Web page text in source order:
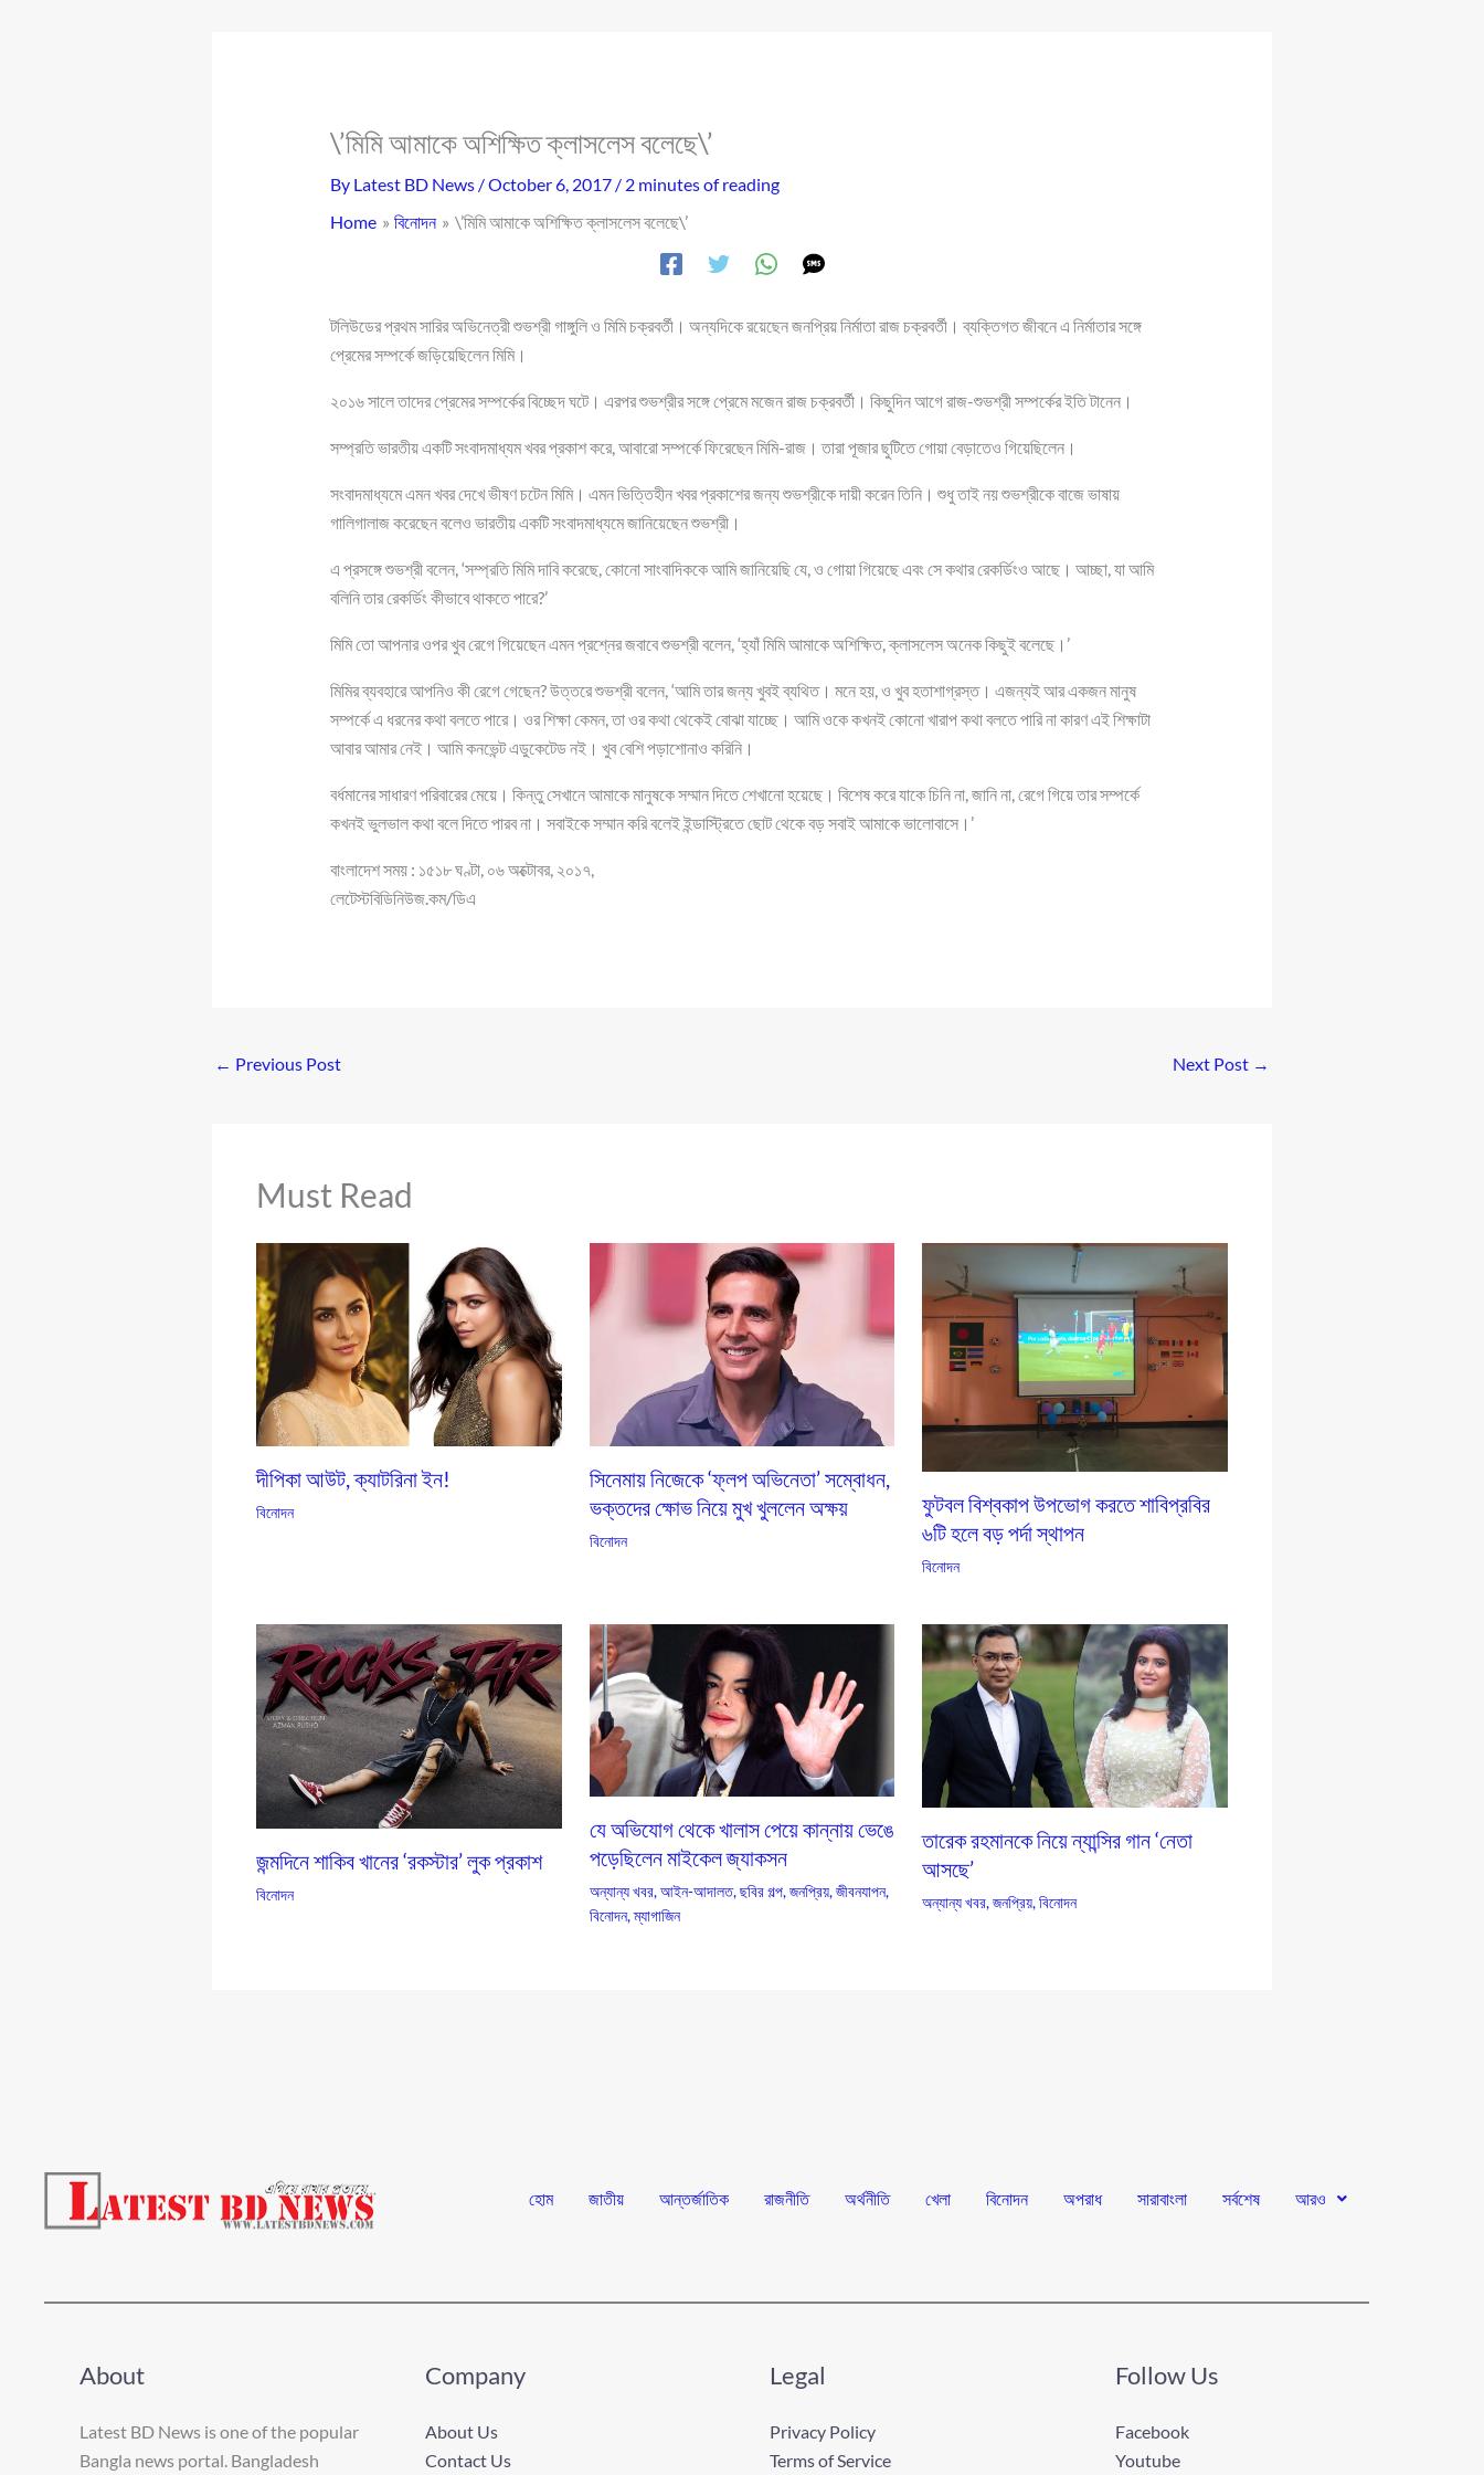
\’মিমি আমাকে অশিক্ষিত ক্লাসলেস বলেছে\’
By Latest BD News /October 6, 2017 / 2 minutes of reading
Home
বিনোদন \’মিমি আমাকে অশিক্ষিত ক্লাসলেস বলেছে\’
টলিউডের প্রথম সারির অভিনেত্রী শুভশ্রী গাঙ্গুলি ও মিমি চক্রবর্তী। অন্যদিকে রয়েছেন জনপ্রিয় নির্মাতা রাজ চক্রবর্তী। ব্যক্তিগত জীবনে এ নির্মাতার সঙ্গে
প্রেমের সম্পর্কে জড়িয়েছিলেন মিমি।
২০১৬ সালে তাদের প্রেমের সম্পর্কের বিচ্ছেদ ঘটে। এরপর শুভশ্রীর সঙ্গে প্রেমে মজেন রাজ চক্রবর্তী। কিছুদিন আগে রাজ-শুভশ্রী সম্পর্কের ইতি টানেন।
সম্প্রতি ভারতীয় একটি সংবাদমাধ্যম খবর প্রকাশ করে, আবারো সম্পর্কে ফিরেছেন মিমি-রাজ। তারা পূজার ছুটিতে গোয়া বেড়াতেও গিয়েছিলেন।
সংবাদমাধ্যমে এমন খবর দেখে ভীষণ চটেন মিমি। এমন ভিত্তিহীন খবর প্রকাশের জন্য শুভশ্রীকে দায়ী করেন তিনি। শুধু তাই নয় শুভশ্রীকে বাজে ভাষায়
গালিগালাজ করেছেন বলেও ভারতীয় একটি সংবাদমাধ্যমে জানিয়েছেন শুভশ্রী।
এ প্রসঙ্গে শুভশ্রী বলেন, ‘সম্প্রতি মিমি দাবি করেছে, কোনো সাংবাদিককে আমি জানিয়েছি যে, ও গোয়া গিয়েছে এবং সে কথার রেকর্ডিংও আছে। আচ্ছা, যা আমি
বলিনি তার রেকর্ডিং কীভাবে থাকতে পারে?’
মিমি তো আপনার ওপর খুব রেগে গিয়েছেন এমন প্রশ্নের জবাবে শুভশ্রী বলেন, ‘হ্যাঁ মিমি আমাকে অশিক্ষিত, ক্লাসলেস অনেক কিছুই বলেছে।’
মিমির ব্যবহারে আপনিও কী রেগে গেছেন? উত্তরে শুভশ্রী বলেন, ‘আমি তার জন্য খুবই ব্যথিত। মনে হয়, ও খুব হতাশাগ্রস্ত। এজন্যই আর একজন মানুষ
সম্পর্কে এ ধরনের কথা বলতে পারে। ওর শিক্ষা কেমন, তা ওর কথা থেকেই বোঝা যাচ্ছে। আমি ওকে কখনই কোনো খারাপ কথা বলতে পারি না কারণ এই শিক্ষাটা
আবার আমার নেই। আমি কনভেন্ট এডুকেটেড নই। খুব বেশি পড়াশোনাও করিনি।
বর্ধমানের সাধারণ পরিবারের মেয়ে। কিন্তু সেখানে আমাকে মানুষকে সম্মান দিতে শেখানো হয়েছে। বিশেষ করে যাকে চিনি না, জানি না, রেগে গিয়ে তার সম্পর্কে
কখনই ভুলভাল কথা বলে দিতে পারব না। সবাইকে সম্মান করি বলেই ইন্ডাস্ট্রিতে ছোট থেকে বড় সবাই আমাকে ভালোবাসে।’
বাংলাদেশ সময় : ১৫১৮ ঘণ্টা, ০৬ অক্টোবর, ২০১৭,
লেটেস্টবিডিনিউজ.কম/ডিএ
← Previous Post Next Post →
Must Read
দীপিকা আউট, ক্যাটরিনা ইন!
বিনোদন
সিনেমায় নিজেকে ‘ফ্লপ অভিনেতা’ সম্বোধন,
ভক্তদের ক্ষোভ নিয়ে মুখ খুললেন অক্ষয়
বিনোদন
ফুটবল বিশ্বকাপ উপভোগ করতে শাবিপ্রবির
৬টি হলে বড় পর্দা স্থাপন
বিনোদন
জন্মদিনে শাকিব খানের ‘রকস্টার’ লুক প্রকাশ
বিনোদন
যে অভিযোগ থেকে খালাস পেয়ে কান্নায় ভেঙে
পড়েছিলেন মাইকেল জ্যাকসন
অন্যান্য খবর,আইন-আদালত,ছবির গল্প,জনপ্রিয়,জীবনযাপন,
বিনোদন,ম্যাগাজিন
তারেক রহমানকে নিয়ে ন্যান্সির গান ‘নেতা
আসছে’
অন্যান্য খবর,জনপ্রিয়,বিনোদন
হোম জাতীয় আন্তর্জাতিক রাজনীতি অর্থনীতি খেলা বিনোদন অপরাধ সারাবাংলা সর্বশেষ আরও
About
Latest BD News is one of the popular
Bangla news portal. Bangladesh
Company
About Us
Contact Us
Legal
Privacy Policy
Terms of Service
Follow Us
Facebook
Youtube